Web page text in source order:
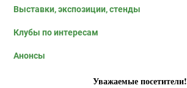
Выставки, экспозиции, стенды
Клубы по интересам
Анонсы
Уважаемые посетители!